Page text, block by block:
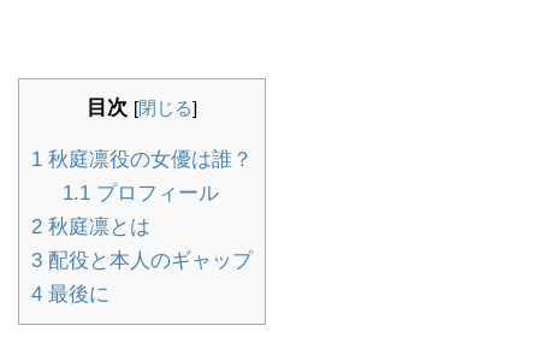
目次 [閉じる]
1 秋庭凛役の女優は誰？
1.1プロフィール
2 秋庭凛とは
3 配役と本人のギャップ
4 最後に